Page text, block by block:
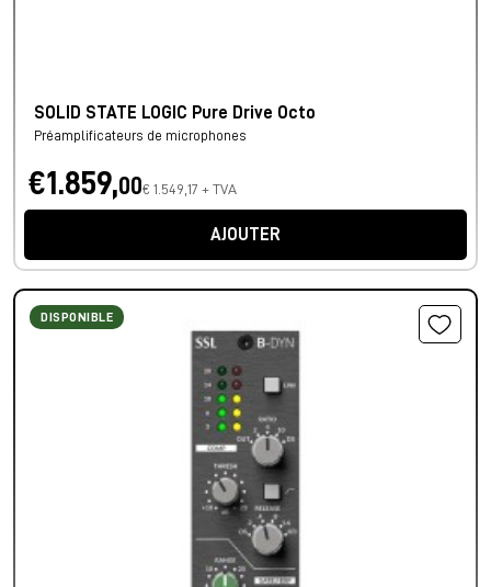
SOLID STATE LOGIC Pure Drive Octo
Préamplificateurs de microphones
€1.859,00€ 1.549,17 + TVA
AJOUTER
DISPONIBLE